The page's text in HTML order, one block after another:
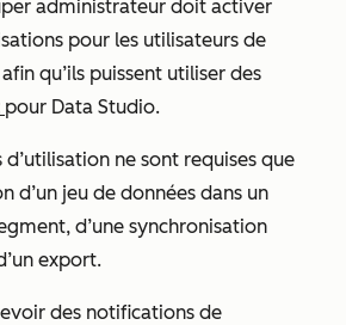
administrateur doit activer
pour les utilisateurs de
qu’ils puissent utiliser des
pour Data Studio.
d’utilisation ne sont requises que
d’un jeu de données dans un
d’une synchronisation
export.
des notifications de